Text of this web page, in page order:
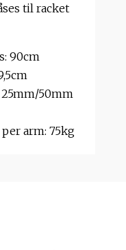
til racket
90cm
50mm
arm: 75kg